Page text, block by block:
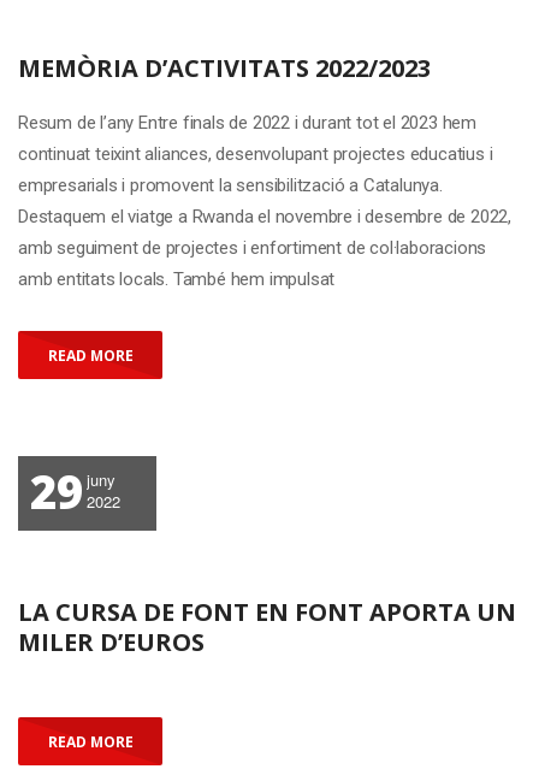
MEMÒRIA D’ACTIVITATS 2022/2023
Resum de l’any Entre finals de 2022 i durant tot el 2023 hem
continuat teixint aliances, desenvolupant projectes educatius i
empresarials i promovent la sensibilització a Catalunya.
Destaquem el viatge a Rwanda el novembre i desembre de 2022,
amb seguiment de projectes i enfortiment de col·laboracions
amb entitats locals. També hem impulsat
READ MORE
29 juny
2022
LA CURSA DE FONT EN FONT APORTA UN
MILER D’EUROS
READ MORE